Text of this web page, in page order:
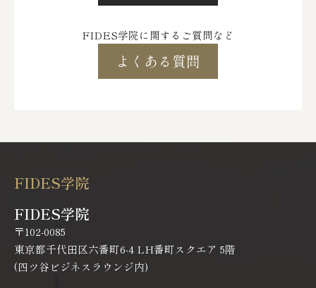
FIDES学院に関するご質問など
よくある質問
FIDES学院
FIDES学院
〒102-0085
東京都千代田区六番町6-4 LH番町スクエア 5階
(四ツ谷ビジネスラウンジ内)